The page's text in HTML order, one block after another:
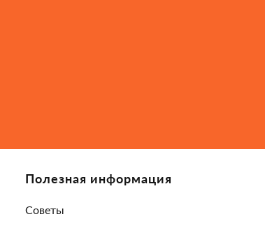
Полезная информация
Советы